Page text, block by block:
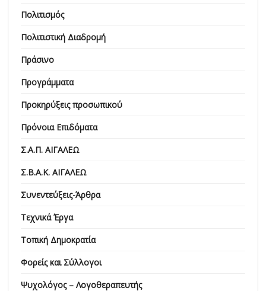
Πολιτισμός
Πολιτιστική Διαδρομή
Πράσινο
Προγράμματα
Προκηρύξεις προσωπικού
Πρόνοια Επιδόματα
Σ.Α.Π. ΑΙΓΑΛΕΩ
Σ.Β.Α.Κ. ΑΙΓΑΛΕΩ
Συνεντεύξεις-Άρθρα
Τεχνικά Έργα
Τοπική Δημοκρατία
Φορείς και Σύλλογοι
Ψυχολόγος – Λογοθεραπευτής